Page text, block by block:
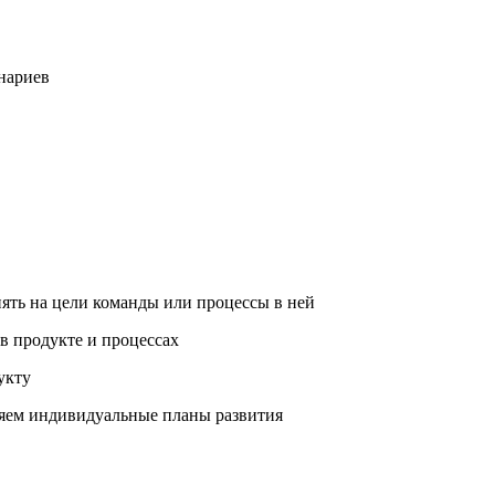
на цели команды или процессы в ней
и процессах
индивидуальные планы развития